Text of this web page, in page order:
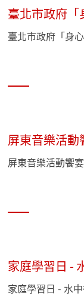
臺北市政府「
臺北市政府「身
屏東音樂活
屏東音樂活動饗
家庭學習日 -
家庭學習日 - 水